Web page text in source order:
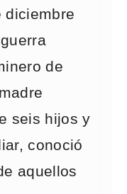
diciembre
de
seis hijos y
conoció
aquellos